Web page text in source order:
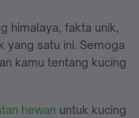
himalaya, fakta unik,
yang satu ini. Semoga
kamu tentang kucing
hewan untuk kucing